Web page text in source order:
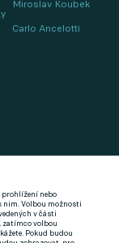
Miroslav Koubek
Carlo Ancelotti
prohlížení nebo
nim. Volbou možnosti
v části
zatímco volbou
Pokud budou